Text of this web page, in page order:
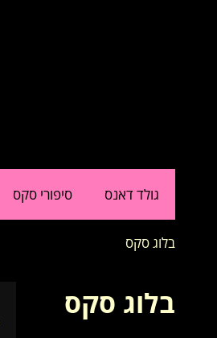
גולד דאנס סיפורי סקס
בלוג סקס
בלוג סקס